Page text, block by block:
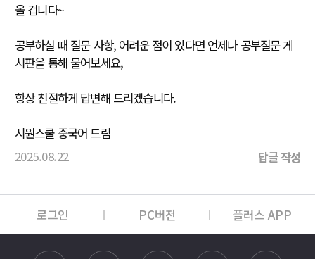
올 겁니다~
공부하실 때 질문 사항, 어려운 점이 있다면 언제나 공부질문 게
시판을 통해 물어보세요,
항상 친절하게 답변해 드리겠습니다.
시원스쿨 중국어 드림
2025.08.22
답글 작성
로그인 PC버전 플러스 APP